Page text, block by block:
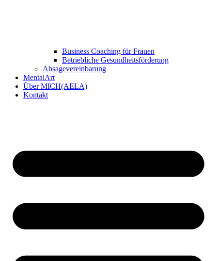
Business Coaching für Frauen
Betriebliche Gesundheitsförderung
Absagevereinbarung
MentalArt
Über MICH(AELA)
Kontakt